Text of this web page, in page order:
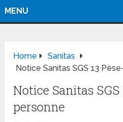
MENU
Home
Sanitas
Notice Sanitas SGS 13
Notice Sanitas SGS
personne